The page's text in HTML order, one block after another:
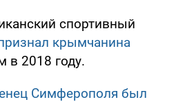
спортивный
крымчанина
в 2018 году.
Симферополя был